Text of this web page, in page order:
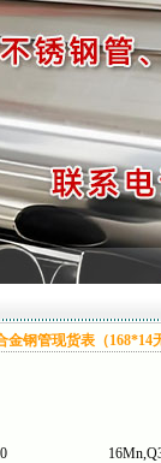
金钢管现货表（168*14